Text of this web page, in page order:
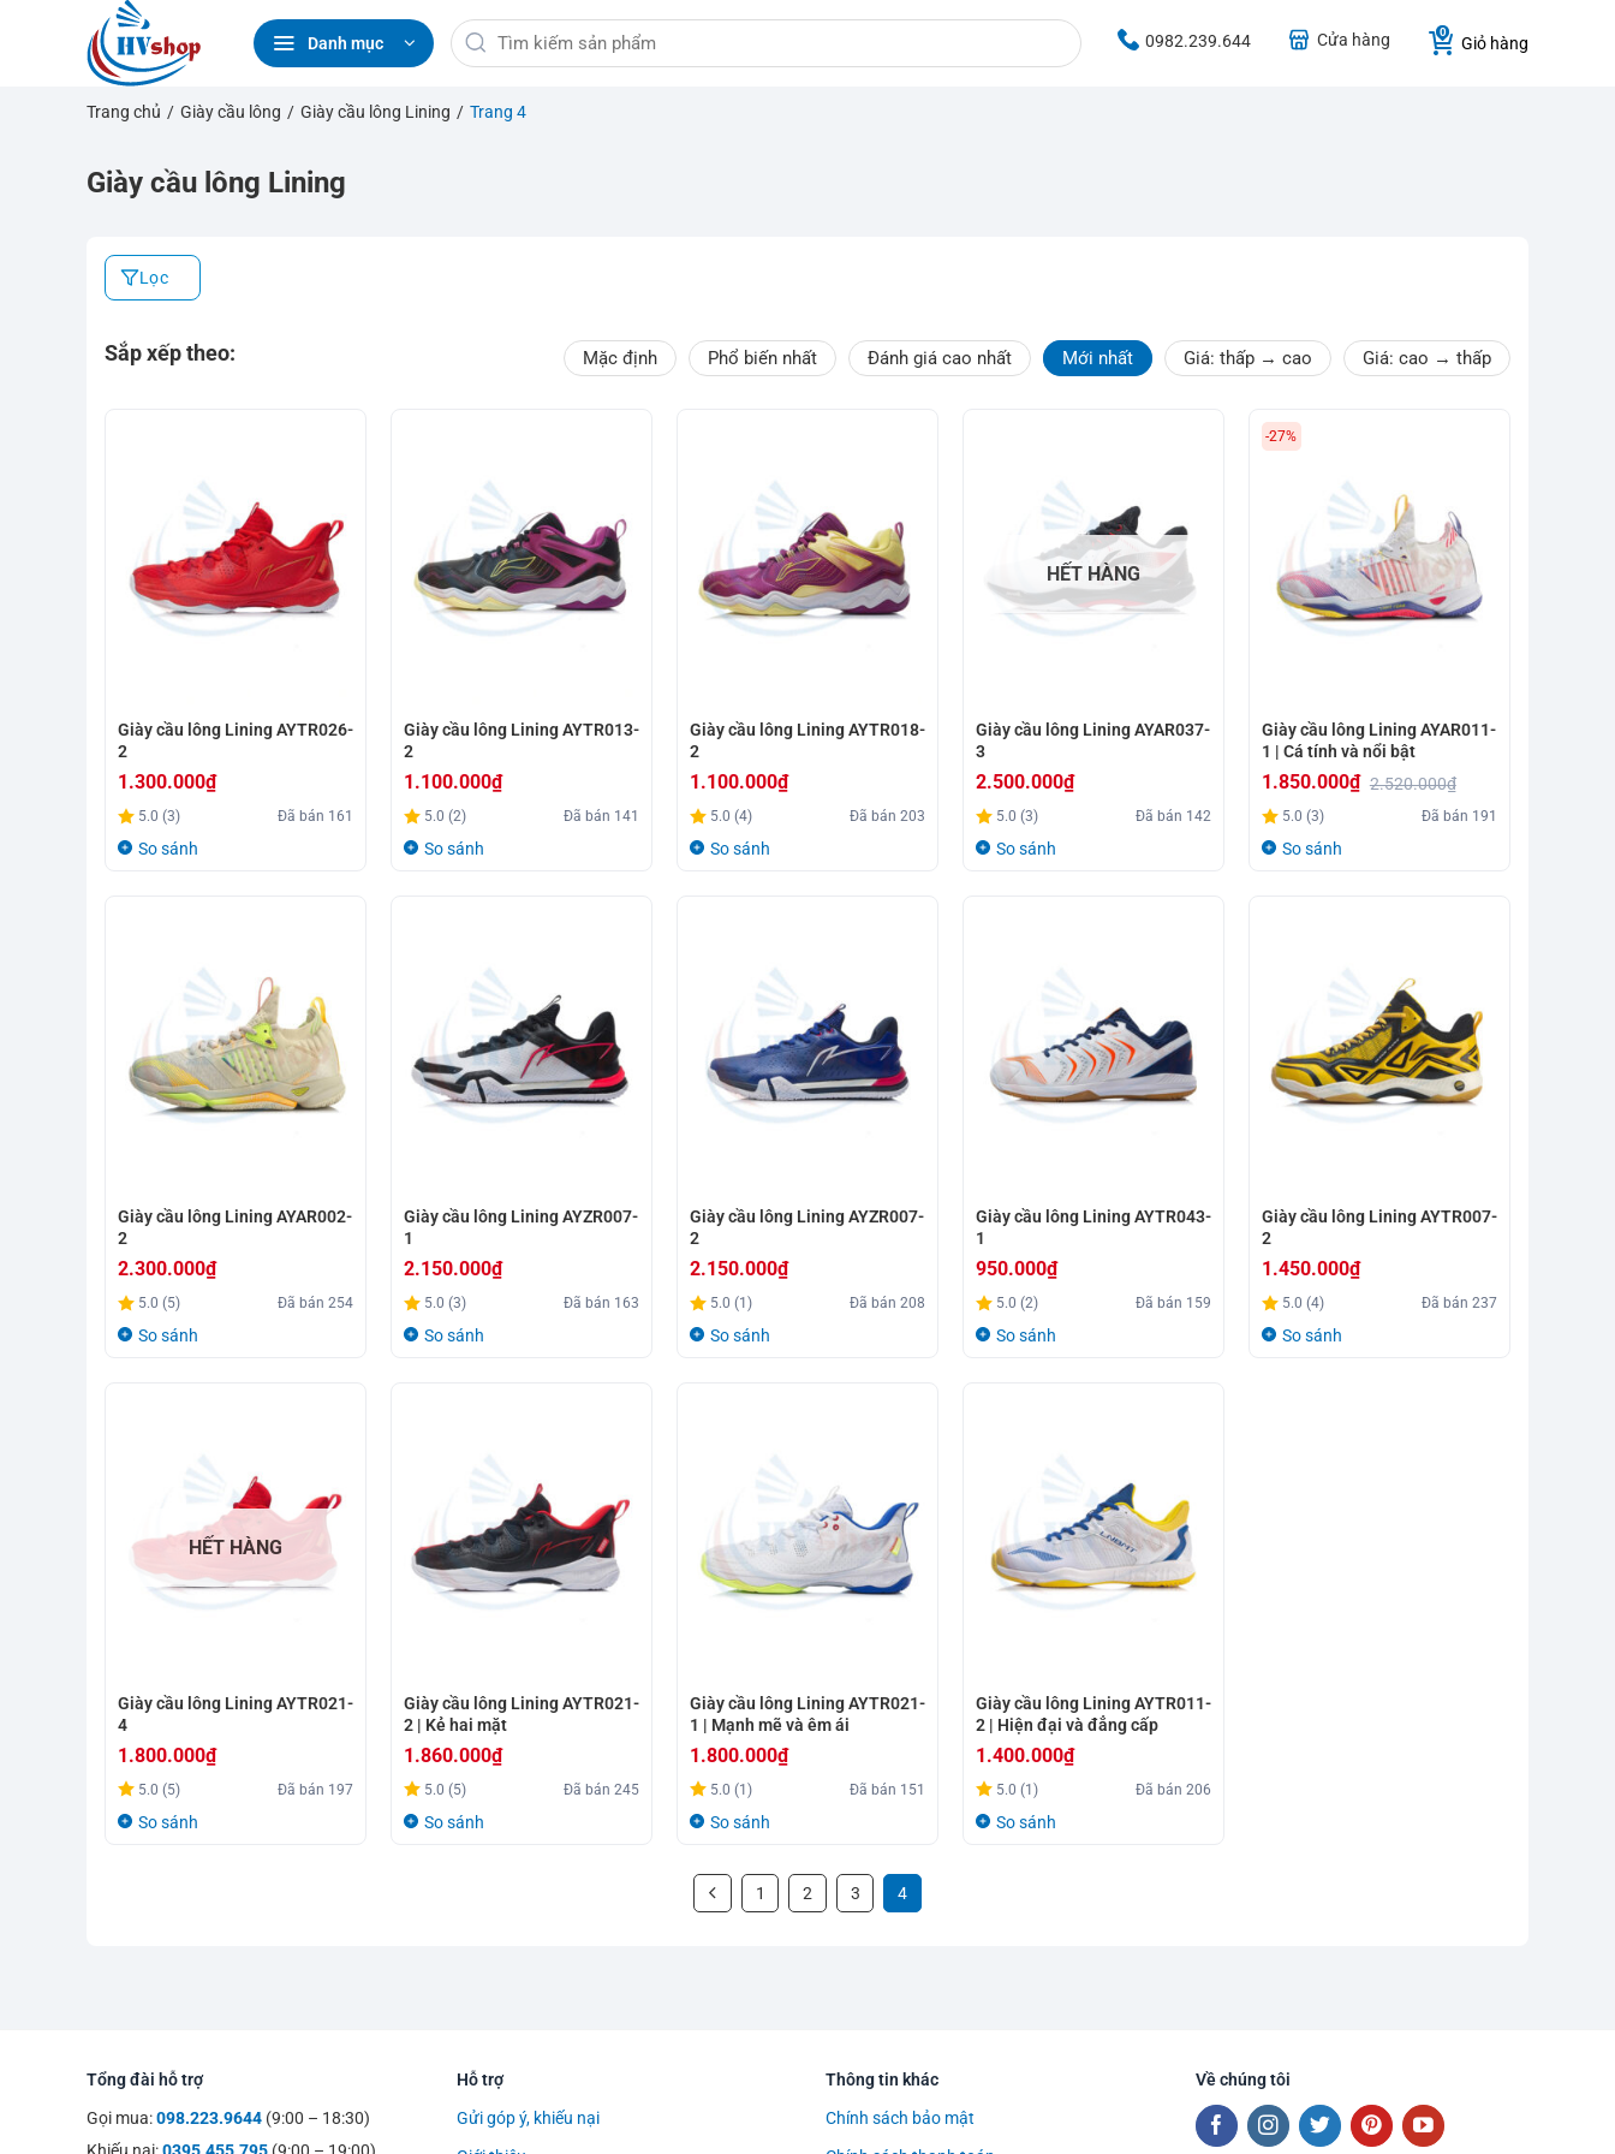
Danh mục
Tìm
kiếm:
0982.239.644 Cửa hàng Giỏ hàng
Trang chủ / Giày cầu lông / Giày cầu lông Lining / Trang 4
Giày cầu lông Lining
Lọc
Sắp xếp theo: Mặc định Phổ biến nhất Đánh giá cao nhất Mới nhất Giá: thấp → cao Giá: cao → thấp
Giày cầu lông Lining AYTR026-
2
1.300.000₫
5.0 (3) Đã bán 161
So sánh
Giày cầu lông Lining AYTR013-
2
1.100.000₫
5.0 (2) Đã bán 141
So sánh
Giày cầu lông Lining AYTR018-
2
1.100.000₫
5.0 (4) Đã bán203
So sánh
HẾT HÀNG
Giày cầu lông Lining AYAR037-
3
2.500.000₫
5.0 (3) Đã bán 142
So sánh
-27%
Giày cầu lông Lining AYAR011-
1 | Cá tính và nổi bật
2.520.000₫
Giá
gốc
1.850.000₫
Giá
hiện
5.0 (3) Đã bán 191
So sánh
Giày cầu lông Lining AYAR002-
2
2.300.000₫
5.0 (5) Đã bán254
So sánh
Giày cầu lông Lining AYZR007-
1
2.150.000₫
5.0 (3) Đã bán 163
So sánh
Giày cầu lông Lining AYZR007-
2
2.150.000₫
5.0 (1) Đã bán208
So sánh
Giày cầu lông Lining AYTR043-
1
950.000₫
5.0 (2) Đã bán 159
So sánh
Giày cầu lông Lining AYTR007-
2
1.450.000₫
5.0 (4) Đã bán237
So sánh
HẾT HÀNG
Giày cầu lông Lining AYTR021-
4
1.800.000₫
5.0 (5) Đã bán 197
So sánh
Giày cầu lông Lining AYTR021-
2 | Kẻ hai mặt
1.860.000₫
5.0 (5) Đã bán245
So sánh
Giày cầu lông Lining AYTR021-
1 | Mạnh mẽ và êm ái
1.800.000₫
5.0 (1) Đã bán 151
So sánh
Giày cầu lông Lining AYTR011-
2 | Hiện đại và đẳng cấp
1.400.000₫
5.0 (1) Đã bán206
So sánh
1 2 3 4
Tổng đài hỗ trợ
Gọi mua:098.223.9644 (9:00 – 18:30)
Hỗ trợ
Gửi góp ý, khiếu nại
Thông tin khác
Chính sách bảo mật
Về chúng tôi